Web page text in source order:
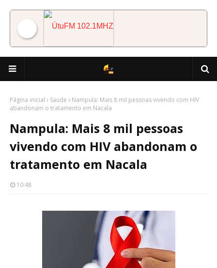
ÚtuFM 102.1MHZ
Página inicial Saude
Nampula: Mais 8 mil pessoas vivendo com HIV
abandonam o tratamento em Nacala
Nampula: Mais 8 mil pessoas
vivendo com HIV abandonam o
tratamento em Nacala
10:48